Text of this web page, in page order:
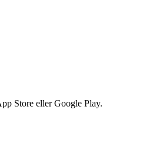
Store eller Google Play.